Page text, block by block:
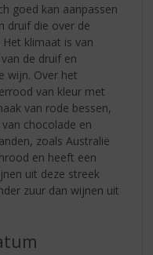
goed kan aanpassen
druif die over de
klimaat is van
de druif en
wijn. Over het
van kleur met
van rode bessen,
chocolade en
zoals Australië
en heeft een
uit deze streek
zuur dan wijnen uit